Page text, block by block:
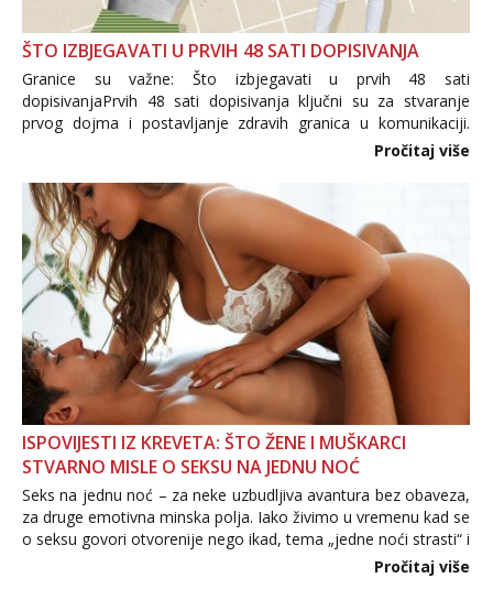
ŠTO IZBJEGAVATI U PRVIH 48 SATI DOPISIVANJA
Granice su važne: Što izbjegavati u prvih 48 sati
dopisivanjaPrvih 48 sati dopisivanja ključni su za stvaranje
prvog dojma i postavljanje zdravih granica u komunikaciji.
Važno je izbjeći prebrzo otkrivanje osobnih ili intimnih
informacija, jer nepoznata osoba još nije zaslužila to
povjerenje. Takođe...
Pročitaj više
ISPOVIJESTI IZ KREVETA: ŠTO ŽENE I MUŠKARCI
STVARNO MISLE O SEKSU NA JEDNU NOĆ
Seks na jednu noć – za neke uzbudljiva avantura bez obaveza,
za druge emotivna minska polja. Iako živimo u vremenu kad se
o seksu govori otvorenije nego ikad, tema „jedne noći strasti“ i
dalje izaziva burne rasprave. Što zapravo misle žene, a što
Pročitaj više